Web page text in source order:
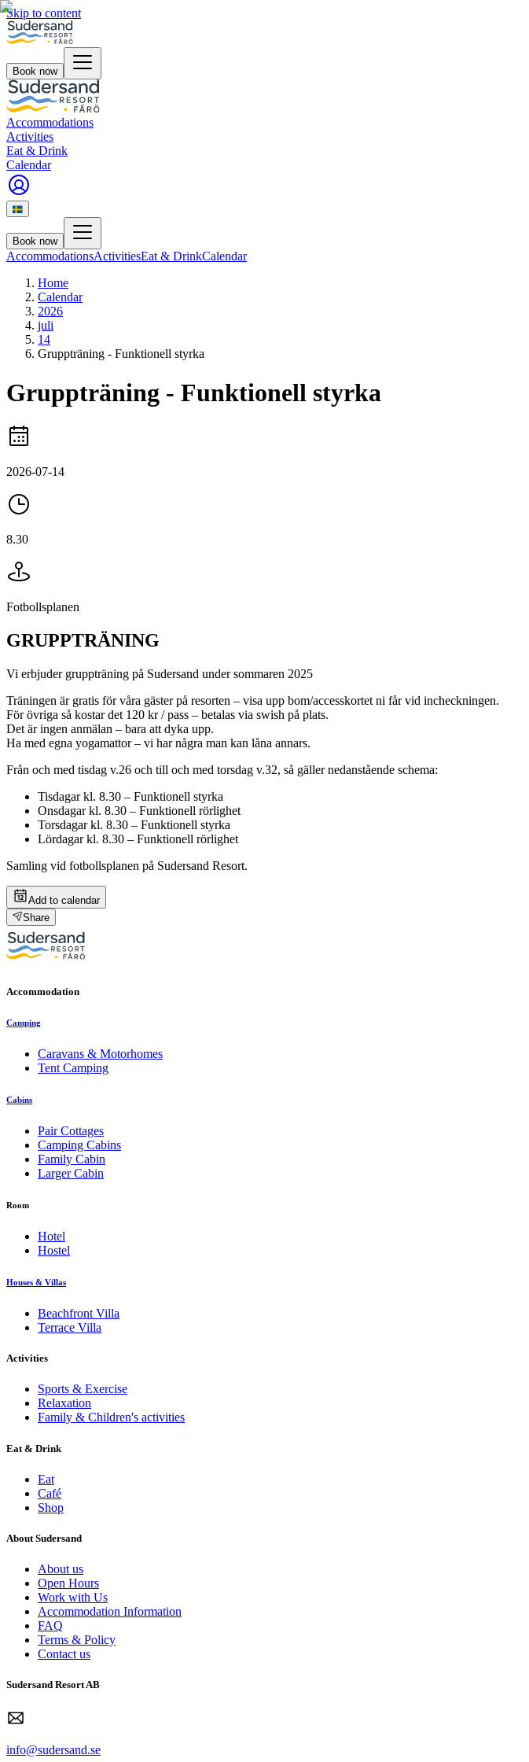
Skip to content
Book now
Accommodations
Activities
Eat & Drink
Calendar
Book now
AccommodationsActivitiesEat & DrinkCalendar
Home
Calendar
2026
juli
14
Gruppträning - Funktionell styrka
Gruppträning - Funktionell styrka
2026-07-14
8.30
Fotbollsplanen
GRUPPTRÄNING
Vi erbjuder gruppträning på Sudersand under sommaren 2025
Träningen är gratis för våra gäster på resorten – visa upp bom/accesskortet ni får vid incheckningen.
För övriga så kostar det 120 kr / pass – betalas via swish på plats.
Det är ingen anmälan – bara att dyka upp.
Ha med egna yogamattor – vi har några man kan låna annars.
Från och med tisdag v.26 och till och med torsdag v.32, så gäller nedanstående schema:
Tisdagar kl. 8.30 – Funktionell styrka
Onsdagar kl. 8.30 – Funktionell rörlighet
Torsdagar kl. 8.30 – Funktionell styrka
Lördagar kl. 8.30 – Funktionell rörlighet
Samling vid fotbollsplanen på Sudersand Resort.
Add to calendar
Share
Accommodation
Camping
Caravans & Motorhomes
Tent Camping
Cabins
Pair Cottages
Camping Cabins
Family Cabin
Larger Cabin
Room
Hotel
Hostel
Houses & Villas
Beachfront Villa
Terrace Villa
Activities
Sports & Exercise
Relaxation
Family & Children's activities
Eat & Drink
Eat
Café
Shop
About Sudersand
About us
Open Hours
Work with Us
Accommodation Information
FAQ
Terms & Policy
Contact us
Sudersand Resort AB
info@sudersand.se